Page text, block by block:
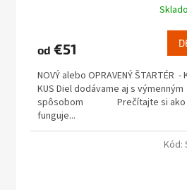
od €51
NOVÝ alebo OPRAVENÝ ŠTARTÉR -
KUS Diel dodávame aj s výmenným
spôsobom Prečítajte si ako
funguje...
Kód: